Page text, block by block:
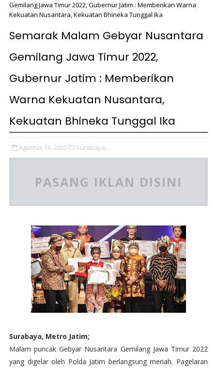
Gemilang Jawa Timur 2022, Gubernur Jatim : Memberikan Warna
Kekuatan Nusantara, Kekuatan Bhineka Tunggal Ika
Semarak Malam Gebyar Nusantara
Gemilang Jawa Timur 2022,
Gubernur Jatim : Memberikan
Warna Kekuatan Nusantara,
Kekuatan Bhineka Tunggal Ika
Agustus 16, 2022 Surabaya,
PASANG IKLAN DISINI
Surabaya, Metro Jatim;
Malam puncak Gebyar Nusantara Gemilang Jawa Timur 2022
yang digelar oleh Polda Jatim berlangsung meriah. Pagelaran